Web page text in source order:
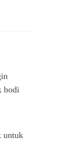
bodi
untuk